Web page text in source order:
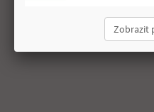
Zobrazit